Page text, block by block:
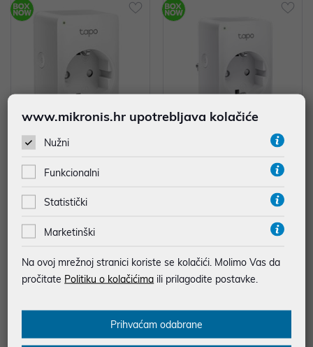
TP-Link Tapo P100, Smart Wi-Fi
Plug
Dodatnih -5% uz PROMO KOD
TP-Link Tapo P100, Smart Wi-Fi
PROMO KOD
www.mikronis.hr upotrebljava kolačiće
Nužni
Funkcionalni
Statistički
Marketinški
Na ovoj mrežnoj stranici koriste se kolačići. Molimo Vas da
pročitate Politiku o kolačićima ili prilagodite postavke.
Prihvaćam odabrane